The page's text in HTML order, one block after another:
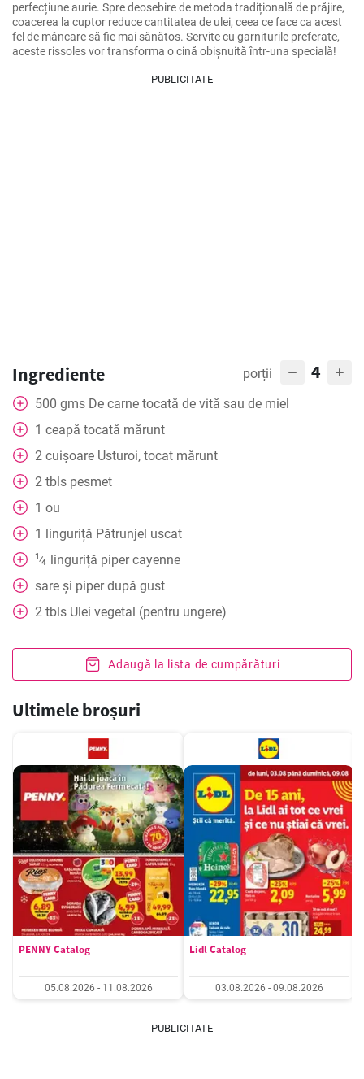
perfecțiune aurie. Spre deosebire de metoda tradițională de prăjire,
coacerea la cuptor reduce cantitatea de ulei, ceea ce face ca acest
fel de mâncare să fie mai sănătos. Servite cu garniturile preferate,
aceste rissoles vor transforma o cină obișnuită într-una specială!
PUBLICITATE
Ingrediente porții 4
500 gms De carne tocată de vită sau de miel
1 ceapă tocată mărunt
2 cuișoare Usturoi, tocat mărunt
2 tbls pesmet
1 ou
1 linguriță Pătrunjel uscat
1⁄4 linguriță piper cayenne
sare și piper după gust
2 tbls Ulei vegetal (pentru ungere)
Adaugă la lista de cumpărături
Ultimele broșuri
PENNY Catalog
05.08.2026 - 11.08.2026
Lidl Catalog
03.08.2026 - 09.08.2026
PUBLICITATE